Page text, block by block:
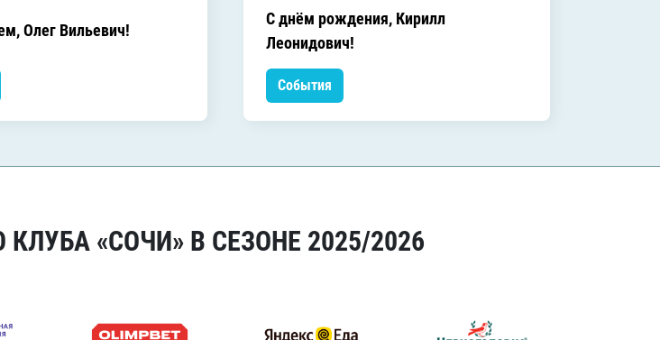
Олег Вильевич!
C днём рождения, Кирилл
Леонидович!
События
«СОЧИ» В СЕЗОНЕ 2025/2026